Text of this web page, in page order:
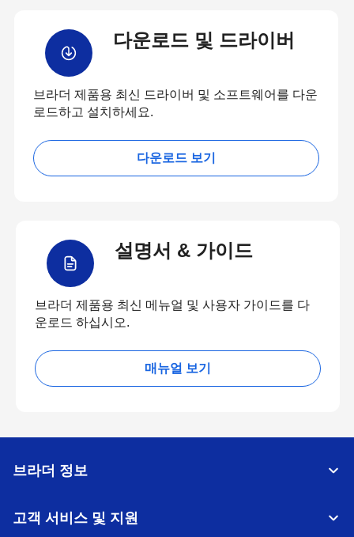
다운로드 및 드라이버
브라더 제품용 최신 드라이버 및 소프트웨어를 다운
로드하고 설치하세요.
다운로드 보기
설명서 & 가이드
브라더 제품용 최신 메뉴얼 및 사용자 가이드를 다
운로드 하십시오.
매뉴얼 보기
브라더 정보
고객 서비스 및 지원